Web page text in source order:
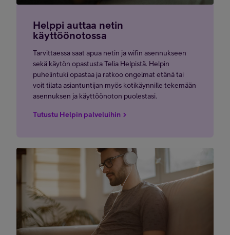
Helppi auttaa netin
käyttöönotossa
Tarvittaessa saat apua netin ja wifin asennukseen
sekä käytön opastusta Telia Helpistä. Helpin
puhelintuki opastaa ja ratkoo ongelmat etänä tai
voit tilata asiantuntijan myös kotikäynnille tekemään
asennuksen ja käyttöönoton puolestasi.
Tutustu Helpin palveluihin